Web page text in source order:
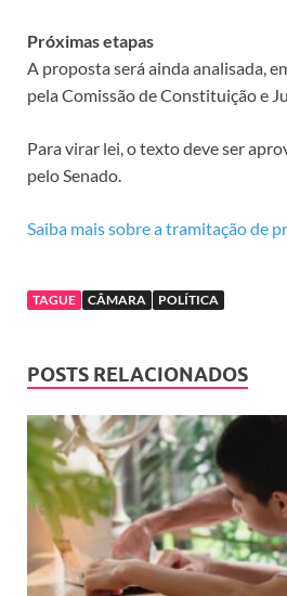
Próximas etapas
A proposta será ainda analisada,
pela Comissão de Constituição e
Para virar lei, o texto deve ser
pelo Senado.
Saiba mais sobre a tramitação de
TAGUE CÂMARA POLÍTICA
POSTS RELACIONADOS